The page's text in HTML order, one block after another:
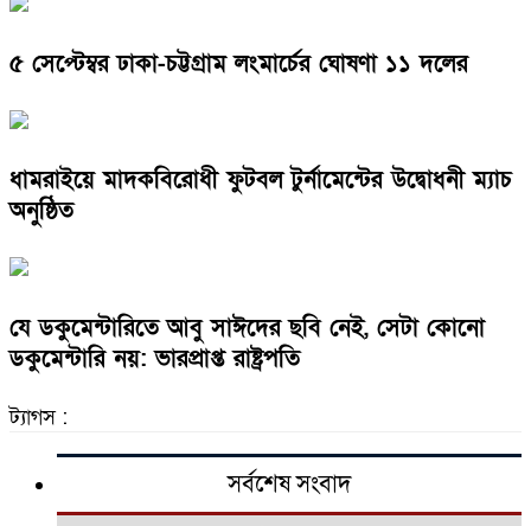
৫ সেপ্টেম্বর ঢাকা-চট্টগ্রাম লংমার্চের ঘোষণা ১১ দলের
ধামরাইয়ে মাদকবিরোধী ফুটবল টুর্নামেন্টের উদ্বোধনী ম্যাচ
অনুষ্ঠিত
যে ডকুমেন্টারিতে আবু সাঈদের ছবি নেই, সেটা কোনো
ডকুমেন্টারি নয়: ভারপ্রাপ্ত রাষ্ট্রপতি
ট্যাগস :
সর্বশেষ সংবাদ